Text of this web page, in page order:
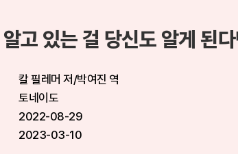
고 있는 걸 당신도 알게 된
칼 필레머 저/박여진 역
토네이도
2022-08-29
2023-03-10